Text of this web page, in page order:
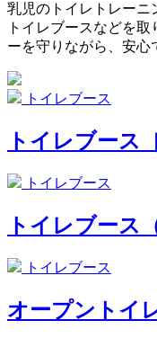
乳児のトイレトレーニ
トイレブースなどを
ーを守りながら、安心
トイレブース
トイレブース
トイレブース
トイレブース
トイレブース
オープントイ